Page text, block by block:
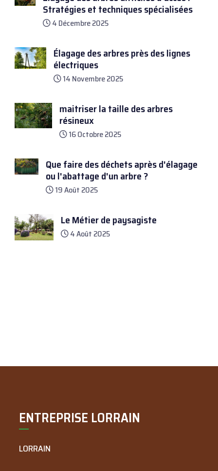
Stratégies et techniques spécialisées
4 Décembre 2025
Élagage des arbres près des lignes
électriques
14 Novembre 2025
maitriser la taille des arbres
résineux
16 Octobre 2025
Que faire des déchets après d'élagage
ou l'abattage d'un arbre ?
19 Août 2025
Le Métier de paysagiste
4 Août 2025
ENTREPRISE LORRAIN
LORRAIN